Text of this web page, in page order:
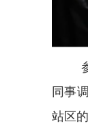
同事
站区